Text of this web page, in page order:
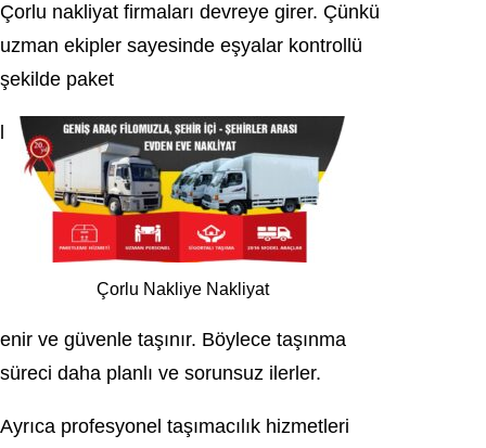
Çorlu nakliyat firmaları devreye girer. Çünkü
uzman ekipler sayesinde eşyalar kontrollü
şekilde paket
Çorlu Nakliye Nakliyat
enir ve güvenle taşınır. Böylece taşınma
süreci daha planlı ve sorunsuz ilerler.
Ayrıca profesyonel taşımacılık hizmetleri